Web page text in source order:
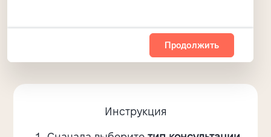
Продолжить
Инструкция